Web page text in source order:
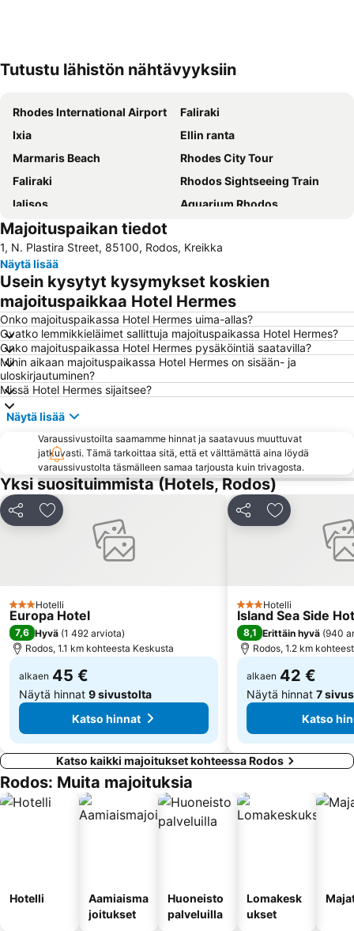
Tutustu lähistön nähtävyyksiin
Rhodes International Airport
Faliraki
Ixia
Ellin ranta
Marmaris Beach
Rhodes City Tour
Faliraki
Rhodos Sightseeing Train
Ialisos
Aquarium Rhodos
Old Town Gates
Μedieval city of Rhodes
Water Park Faliraki
Afandou
Cactus
Kallithea terme
Pallas - 5 Cinemas Center
Icmeler II Public Beach
Acropolis of Lindos
Icmeler Beach
Mandraki
Faliraki 1
Kolimbia
Castellum
Stegna
Melina Merkouri - Medieval Moat Theater
Tsambika Beach
Agathi
Mandráki
«The Blue Orange Band» live Friday's
Orfanidou
Rodini Park
Kon Tiki
26. 28th October - NO anniversary
Diagoras Stadium
Anthony Quinn's bay
Kolymbia A - Limanaki
Pedi
Embonas Natural Kyparissos Forest
Τhe Street of the Knights
Majoituspaikan tiedot
1, Ν. Plastira Street, 85100, Rodos, Kreikka
Näytä lisää
Usein kysytyt kysymykset koskien
majoituspaikkaa Hotel Hermes
Onko majoituspaikassa Hotel Hermes uima-allas?
Ovatko lemmikkieläimet sallittuja majoituspaikassa Hotel Hermes?
Onko majoituspaikassa Hotel Hermes pysäköintiä saatavilla?
Mihin aikaan majoituspaikassa Hotel Hermes on sisään- ja
uloskirjautuminen?
Missä Hotel Hermes sijaitsee?
Näytä lisää
Varaussivustoilta saamamme hinnat ja saatavuus muuttuvat
jatkuvasti. Tämä tarkoittaa sitä, että et välttämättä aina löydä
varaussivustolta täsmälleen samaa tarjousta kuin trivagosta.
Yksi suosituimmista (Hotels, Rodos)
Jaa Lisää suosikkeihin
3 Tähtiluokitus
Hotelli
Europa Hotel
7,6 Hyvä (1 492 arviota)
Rodos, 1.1 km kohteesta Keskusta
alkaen 45 €
Näytä hinnat 9 sivustolta
Katso hinnat
Jaa Lisää
3 Tähtiluokitus
Hotelli
Island Sea Side
8,1 Erittäin hyvä (940
Rodos, 1.2 km
alkaen 42 €
Näytä hinnat 7
Katso
Katso kaikki majoitukset kohteessa Rodos
Rodos: Muita majoituksia
Hotelli
Aamiaisma
joitukset
Huoneisto
palveluilla
Lomakesk
ukset